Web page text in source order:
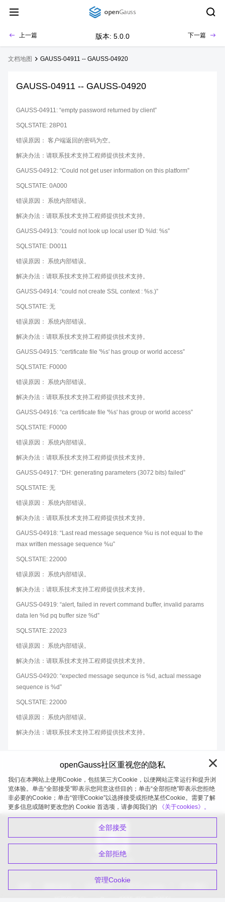
上一篇 版本: 5.0.0 下一篇
文档地图 GAUSS-04911 -- GAUSS-04920
GAUSS-04911 -- GAUSS-04920
GAUSS-04911: “empty password returned by client”
SQLSTATE: 28P01
错误原因： 客户端返回的密码为空。
解决办法：请联系技术支持工程师提供技术支持。
GAUSS-04912: “Could not get user information on this platform”
SQLSTATE: 0A000
错误原因： 系统内部错误。
解决办法：请联系技术支持工程师提供技术支持。
GAUSS-04913: “could not look up local user ID %ld: %s”
SQLSTATE: D0011
错误原因： 系统内部错误。
解决办法：请联系技术支持工程师提供技术支持。
GAUSS-04914: “could not create SSL context : %s.)”
SQLSTATE: 无
错误原因： 系统内部错误。
解决办法：请联系技术支持工程师提供技术支持。
GAUSS-04915: “certificate file '%s' has group or world access”
SQLSTATE: F0000
错误原因： 系统内部错误。
解决办法：请联系技术支持工程师提供技术支持。
GAUSS-04916: “ca certificate file '%s' has group or world access”
SQLSTATE: F0000
错误原因： 系统内部错误。
解决办法：请联系技术支持工程师提供技术支持。
GAUSS-04917: “DH: generating parameters (3072 bits) failed”
SQLSTATE: 无
错误原因： 系统内部错误。
解决办法：请联系技术支持工程师提供技术支持。
GAUSS-04918: “Last read message sequence %u is not equal to the
max written message sequence %u”
SQLSTATE: 22000
错误原因： 系统内部错误。
解决办法：请联系技术支持工程师提供技术支持。
GAUSS-04919: “alert, failed in revert command buffer, invalid params
data len %d pq buffer size %d”
SQLSTATE: 22023
错误原因： 系统内部错误。
解决办法：请联系技术支持工程师提供技术支持。
GAUSS-04920: “expected message sequnce is %d, actual message
sequence is %d”
SQLSTATE: 22000
错误原因： 系统内部错误。
解决办法：请联系技术支持工程师提供技术支持。
openGauss 2026-08-06 20:27:41
openGauss社区重视您的隐私
我们在本网站上使用Cookie，包括第三方Cookie，以便网站正常运行和提升浏
览体验。单击“全部接受”即表示您同意这些目的；单击“全部拒绝”即表示您拒绝
非必要的Cookie；单击“管理Cookie”以选择接受或拒绝某些Cookie。需要了解
更多信息或随时更改您的 Cookie 首选项，请参阅我们的
《关于cookies》。
全部接受
全部拒绝
管理Cookie